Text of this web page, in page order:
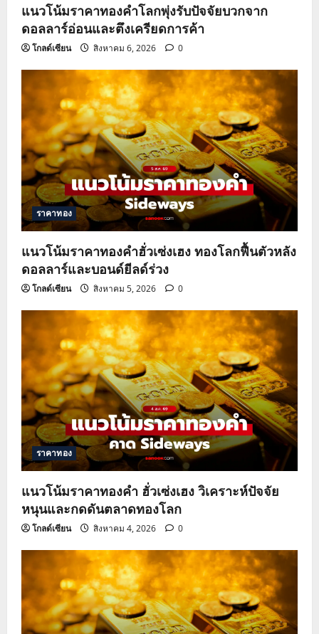
แนวโน้มราคาทองคำโลกพุ่งรับปัจจัยบวกจาก
ดอลลาร์อ่อนและตึงเครียดการค้า
โกลด์เซียน สิงหาคม 6, 2026 0
ราคาทอง
แนวโน้มราคาทองคำฮั่วเซ่งเฮง ทองโลกฟื้นตัวหลัง
ดอลลาร์และบอนด์ยีลด์ร่วง
โกลด์เซียน สิงหาคม 5, 2026 0
ราคาทอง
แนวโน้มราคาทองคำ ฮั่วเซ่งเฮง วิเคราะห์ปัจจัย
หนุนและกดดันตลาดทองโลก
โกลด์เซียน สิงหาคม 4, 2026 0